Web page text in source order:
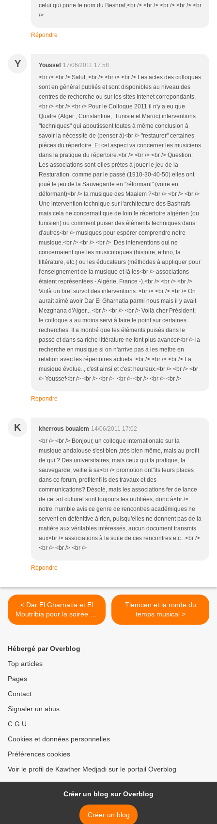
celui qui porte le nom du Beshraf,<br /> <br /> <br /> <br /> <br
/>
Répondre
Y Youssef 17/06/2011 17:58
<br /> <br /> Salut, <br /> <br /> <br /> Les actes des colloques
sont en général publiés et sont disponibles au niveau des
centres de recherche ou sur les sites Intenet correpondants.
<br /> <br /> <br /> Pour le Colloque 2011 il n'y a eu que
Quatre (Alger , Constantine, Tunisie et Maroc) interventions
"techniques" qui aboutissent toutes à même conclusion à
savoir la nécessité de (penser à)<br /> "restaurer" certaines
pièces du répertoire. Et cet aspect va concerner les musiciens
dans la pratique du répertoire.<br /> <br /> <br /> Question:
Les associations sont-elles prètes à jouer le jeu de la
Resturation comme par le passé (1910-30-40-50) elles ont
joué le jeu de la Sauvegarde en "réformant" (voire en
déformant)<br /> la musique des Maalem ?<br /> <br /> <br />
Une intervention technique sur l'architecture des Bashrafs
mais cela ne concernait que de loin le répertoire algérien (ou
tunisien) ou comment puiser des éléments techniques dans
d'autres<br /> musiques pour espérer comprendre notre
musique.<br /> <br /> <br /> Des interventions qui ne
concernaient que les musicologues (histoire, ethno, la
littérature, etc.) ou les éducateurs (méthodes à appliquer pour
l'enseignement de la musique et là les<br /> associations
étaient représentées - Algérie, France -).<br /> <br /> <br />
Voilà un bref survol des interventions. <br /> <br /> <br /> On
aurait aimé avoir Dar El Gharnatia parmi nous mais il y avait
Mezghana d'Alger... <br /> <br /> <br /> Voilà cher Président;
le colloque a au moins servi à faire le point sur certaines
recherches. Il a montré que les éléments puisés dans le
passé et dans sa riche littérature ne font plus avancer<br /> la
recherche en musique si on n'arrive pas à les mettre en
relation avec les répertoires actuels. <br /> <br /> <br /> La
musique évolue.., c'est ainsi et c'est heureux.<br /> <br /> <br
/> Youssef<br /> <br /> <br /> <br /> <br /> <br /> <br />
Répondre
K kherrous boualem 14/06/2011 17:02
<br /> <br /> Bonjour, un colloque internationale sur la
musique andalouse s'est bien ,très bien même, mais au profit
de qui ? Des universitaires, mais ceux qui la pratique, la
sauvegarde, veille à sa<br /> promotion ont''ils leurs places
dans ce forum, profitent'ils des travaux et des
communications? Désolé, mais les associations fer de lance
de cet art culturel sont toujours les oubliées, donc à<br />
notre humble avis ce genre de rencontres académiques ne
servent en défénitive à rien, puisqu'elles ne donnent pas de la
matière aux véritables intéressés, aucun document transmis
aux<br /> associations à la suite de ces rencontres etc...<br />
<br /> <br /> <br />
Répondre
< Dar El Gharnatia et El
Moutribia pour la soirée du
26/05/2011
Tlemcen et la ronde du
temps musical >
Hébergé par Overblog
Top articles
Pages
Contact
Signaler un abus
C.G.U.
Cookies et données personnelles
Préférences cookies
Voir le profil de Kawther Medjadi sur le portail Overblog
Créer un blog sur Overblog
Créer un blog